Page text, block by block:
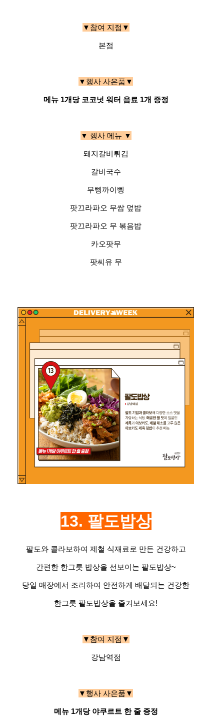
▼참여 지점▼
본점
▼행사 사은품▼
메뉴 1개당 코코넛 워터 음료 1개 증정
▼ 행사 메뉴 ▼
돼지갈비튀김
갈비국수
무삥까이삥
팟끄라파오 무쌉 덮밥
팟끄라파오 무 볶음밥
카오팟무
팟씨유 무
13. 팔도밥상
팔도와 콜라보하여 제철 식재료로 만든 건강하고
간편한 한그릇 밥상을 선보이는 팔도밥상~
당일 매장에서 조리하여 안전하게 배달되는 건강한
한그릇 팔도밥상을 즐겨보세요!
▼참여 지점▼
강남역점
▼행사 사은품▼
메뉴 1개당 야쿠르트 한 줄 증정